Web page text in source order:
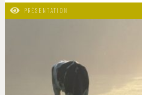
PRÉSENTATION